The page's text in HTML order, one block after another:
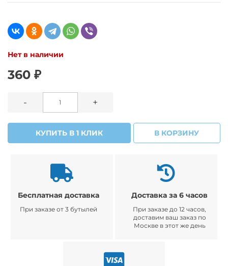
Нет в наличии
360 ₽
- +
КУПИТЬ В 1 КЛИК В КОРЗИНУ
Бесплатная доставка
При заказе от 3 бутылей
Доставка за 6 часов
При заказе до 12 часов,
доставим ваш заказ по
Москве в этот же день